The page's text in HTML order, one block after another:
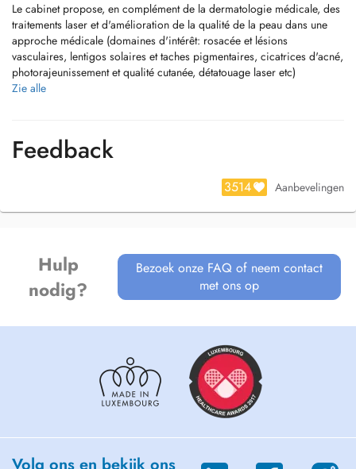
Le cabinet propose, en complément de la dermatologie médicale, des
traitements laser et d'amélioration de la qualité de la peau dans une
approche médicale (domaines d'intérêt: rosacée et lésions
vasculaires, lentigos solaires et taches pigmentaires, cicatrices d'acné,
photorajeunissement et qualité cutanée, détatouage laser etc)
Paiement par carte bancaire ou espèces uniquement.
En cas d'empêchement ou d'annulation de rendez-vous, merci de
décommander votre réservation 24h avant la visite. Tout rendez-vous
non honoré et non annulé 24h au préalable sera facturé ("RV non
Zie alle
Feedback
3514 Aanbevelingen
Hulp
nodig?
Bezoek onze FAQ of neem contact
met ons op